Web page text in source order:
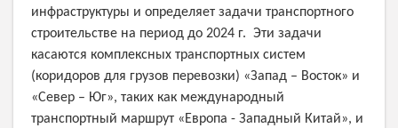
инфраструктуры и определяет задачи транспортного
строительстве на период до 2024 г. Эти задачи
касаются комплексных транспортных систем
(коридоров для грузов перевозки) «Запад – Восток» и
«Север – Юг», таких как международный
транспортный маршрут «Европа - Западный Китай», и